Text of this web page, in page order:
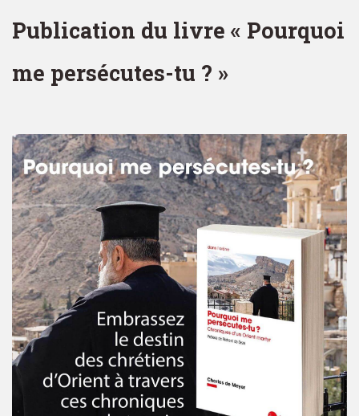
Publication du livre « Pourquoi
me persécutes-tu ? »